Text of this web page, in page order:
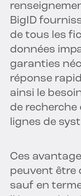
BigID
de tous les
données
garanties
réponse
ainsi le
de
lignes de
Ces
peuvent être
sauf en